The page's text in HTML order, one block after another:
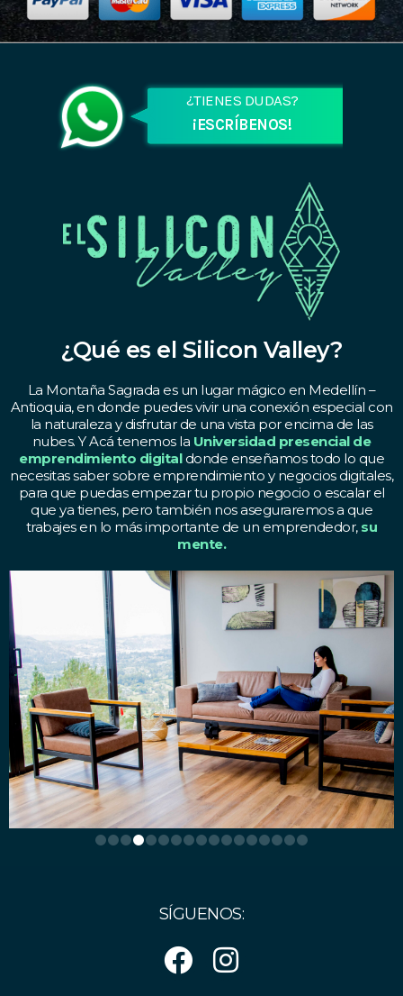
¿TIENES DUDAS?
¡ESCRÍBENOS!
¿Qué es el Silicon Valley?
La Montaña Sagrada es un lugar mágico en Medellín –
Antioquia, en donde puedes vivir una conexión especial con
la naturaleza y disfrutar de una vista por encima de las
nubes. Y Acá tenemos la Universidad presencial de
emprendimiento digitaldonde enseñamos todo lo que
necesitas saber sobre emprendimiento y negocios digitales,
para que puedas empezar tu propio negocio o escalar el
que ya tienes, pero también nos aseguraremos a que
trabajes en lo más importante de un emprendedor, su
mente.
SÍGUENOS: